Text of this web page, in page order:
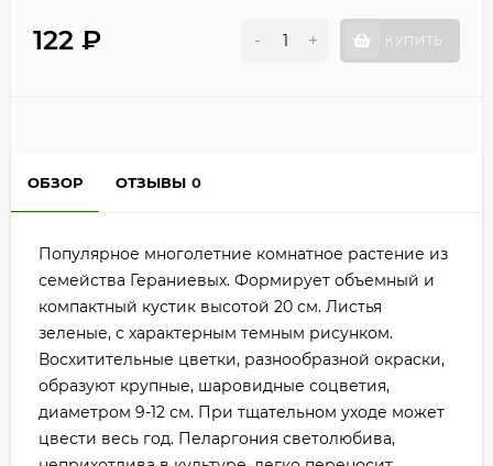
122 ₽ - + КУПИТЬ
ОБЗОР ОТЗЫВЫ 0
Популярное многолетние комнатное растение из
семейства Гераниевых. Формирует объемный и
компактный кустик высотой 20 см. Листья
зеленые, с характерным темным рисунком.
Восхитительные цветки, разнообразной окраски,
образуют крупные, шаровидные соцветия,
диаметром 9-12 см. При тщательном уходе может
цвести весь год. Пеларгония светолюбива,